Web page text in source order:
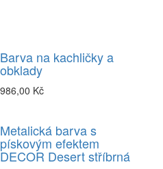
Barva na kachličky a
obklady
986,00 Kč
Metalická barva s
pískovým efektem
DECOR Desert stříbrná